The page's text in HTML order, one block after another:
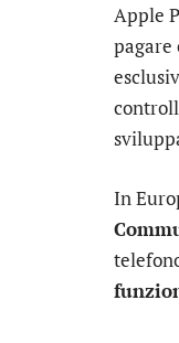
Apple
pagare
In